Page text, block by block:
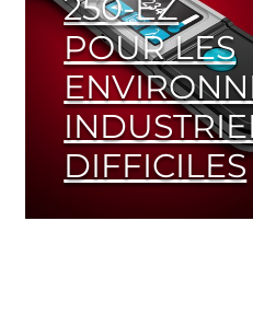
POUR LES
DIFFICILES
L'absorbeur EZ